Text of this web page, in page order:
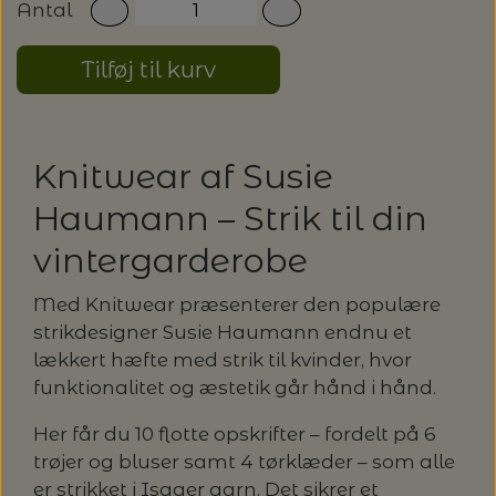
PASCUALI: NEPAL - SPAR 20%
POMP STITCH - BRODERI - SPAR 30-35%
PÅ ALLE KITS
SPAR 40% - GLERUPS STØVLER BØRN (STR.
19 - 23)
PERMIN: SPAR 30% PÅ ALLE
JULEBRODERIER
BALDYRE: UDVALGTE BRODERIER - SPAR
LANG YARNS
PASCUALI
RAUMA GARN
PERMIN
SOMMERGARN
LENE HOLME SAMSØE - LEKNIT
ODD ROW
OTHER LOOPS
PETITEKNIT
RAUMA
SUSIE HAUMANN
MASKESTOPPERE
MÅLEBÅND / PINDEMÅLERE
OPSKRIFTHOLDER FRA KNITPRO -
MAGMA
SAKSE
STRIKKE- OG SYNÅLE
SYTRÅD
Antal
Tilføj til kurv
Knitwear af Susie
Haumann – Strik til din
vintergarderobe
Med Knitwear præsenterer den populære
strikdesigner Susie Haumann endnu et
lækkert hæfte med strik til kvinder, hvor
funktionalitet og æstetik går hånd i hånd.
Her får du 10 flotte opskrifter – fordelt på 6
trøjer og bluser samt 4 tørklæder – som alle
er strikket i Isager garn. Det sikrer et